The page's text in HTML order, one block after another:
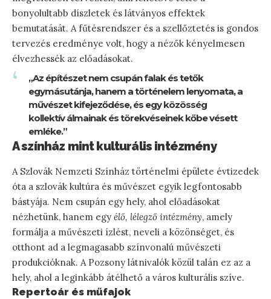
bonyolultabb díszletek és látványos effektek
bemutatását. A fűtésrendszer és a szellőztetés is gondos
tervezés eredménye volt, hogy a nézők kényelmesen
élvezhessék az előadásokat.
„Az építészet nem csupán falak és tetők
egymásutánja, hanem a történelem lenyomata, a
művészet kifejeződése, és egy közösség
kollektív álmainak és törekvéseinek kőbe vésett
emléke.”
A színház mint kulturális intézmény
A Szlovák Nemzeti Színház történelmi épülete évtizedek
óta a szlovák kultúra és művészet egyik legfontosabb
bástyája. Nem csupán egy hely, ahol előadásokat
nézhetünk, hanem egy élő, lélegző intézmény, amely
formálja a művészeti ízlést, neveli a közönséget, és
otthont ad a legmagasabb színvonalú művészeti
produkcióknak. A Pozsony látnivalók közül talán ez az a
hely, ahol a leginkább átélhető a város kulturális szíve.
Repertoár és műfajok